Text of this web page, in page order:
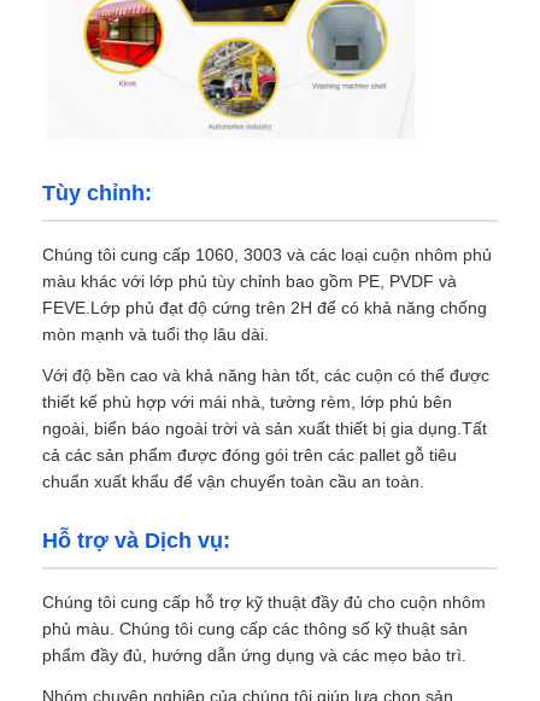
Tùy chỉnh:
Chúng tôi cung cấp 1060, 3003 và các loại cuộn nhôm phủ
màu khác với lớp phủ tùy chỉnh bao gồm PE, PVDF và
FEVE.Lớp phủ đạt độ cứng trên 2H để có khả năng chống
mòn mạnh và tuổi thọ lâu dài.
Với độ bền cao và khả năng hàn tốt, các cuộn có thể được
thiết kế phù hợp với mái nhà, tường rèm, lớp phủ bên
ngoài, biển báo ngoài trời và sản xuất thiết bị gia dụng.Tất
cả các sản phẩm được đóng gói trên các pallet gỗ tiêu
chuẩn xuất khẩu để vận chuyển toàn cầu an toàn.
Hỗ trợ và Dịch vụ:
Chúng tôi cung cấp hỗ trợ kỹ thuật đầy đủ cho cuộn nhôm
phủ màu. Chúng tôi cung cấp các thông số kỹ thuật sản
phẩm đầy đủ, hướng dẫn ứng dụng và các mẹo bảo trì.
Nhóm chuyên nghiệp của chúng tôi giúp lựa chọn sản